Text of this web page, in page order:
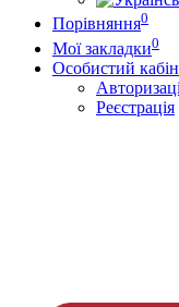
Порівняння0
Мої закладки0
Особистий
Реєстрація